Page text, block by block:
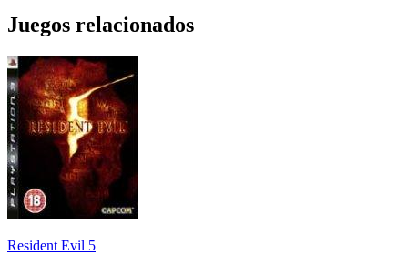
Juegos relacionados
Resident Evil 5